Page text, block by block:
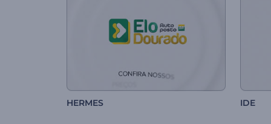
HERMES IDE